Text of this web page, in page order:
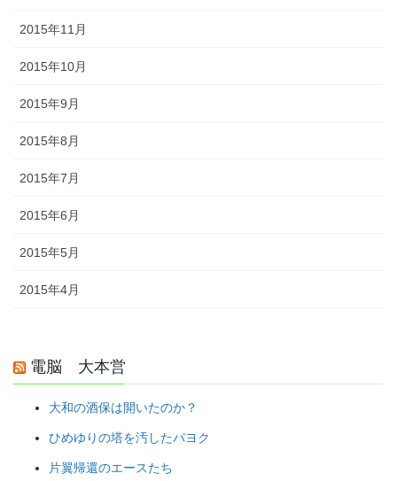
2015年11月
2015年10月
2015年9月
2015年8月
2015年7月
2015年6月
2015年5月
2015年4月
電脳 大本営
大和の酒保は開いたのか？
ひめゆりの塔を汚したパヨク
片翼帰還のエースたち